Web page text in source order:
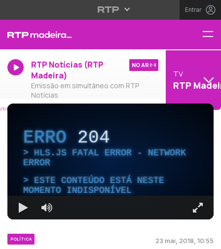
Entrar
RTP Notícias (RTP
Madeira)
Emissão em simultâneo com RTP
Notícias
NO AR
TV
RTP
ERRO204
HLS.JS FATAL ERROR - NETWORK
ERROR
ESTE CONTEÚDO ESTÁ NESTE
MOMENTO INDISPONÍVEL
POLÍTICA 23 mai, 2018, 10:55